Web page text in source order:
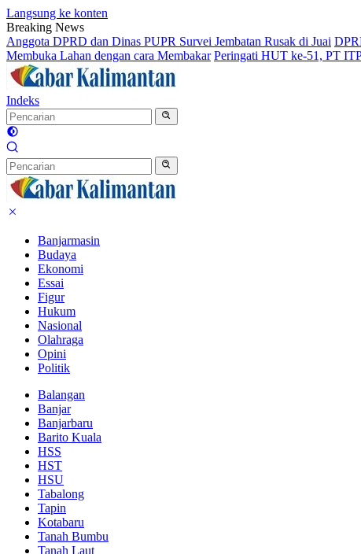
Langsung ke konten
Breaking News
Anggota DPRD dan Dinas PUPR Survei Jembatan Rusak di Juai
Membuka Lahan dengan cara Membakar Peringati HUT ke-51, PT
Indeks
Banjarmasin
Budaya
Ekonomi
Essai
Figur
Hukum
Nasional
Olahraga
Opini
Politik
Balangan
Banjar
Banjarbaru
Barito Kuala
HSS
HST
HSU
Tabalong
Tapin
Kotabaru
Tanah Bumbu
Tanah Laut